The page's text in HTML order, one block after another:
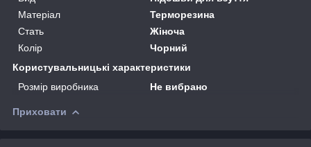
Матеріал
Терморезина
Стать
Жіноча
Колір
Чорний
Користувальницькі характеристики
Розмір виробника
Не вибрано
Приховати